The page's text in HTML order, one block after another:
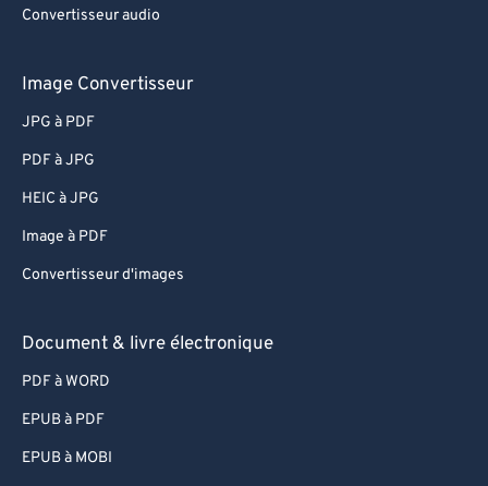
Convertisseur audio
Image Convertisseur
JPG à PDF
PDF à JPG
HEIC à JPG
Image à PDF
Convertisseur d'images
Document & livre électronique
PDF à WORD
EPUB à PDF
EPUB à MOBI